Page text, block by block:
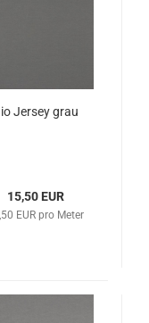
Jersey grau
15,50 EUR
EUR pro Meter